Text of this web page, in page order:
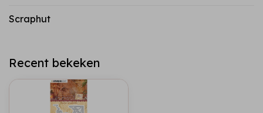
Scraphut
Recent bekeken